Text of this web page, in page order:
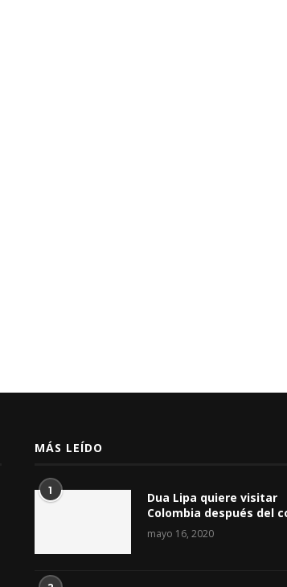
MÁS LEÍDO
1
Dua Lipa quiere visitar
Colombia después del
mayo 16, 2020